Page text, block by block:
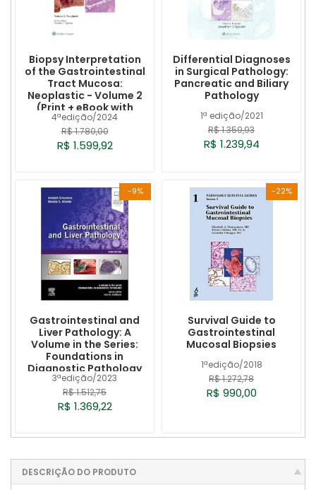
4ªedição/2024
Biopsy Interpretation
of the Gastrointestinal
Tract Mucosa:
Neoplastic - Volume 2
(Print + eBook with
Multimedia)
R$ 1.780,00
R$ 1.599,92
1ª edição/2021
Differential Diagnoses
in Surgical Pathology:
Pancreatic and Biliary
Pathology
R$ 1.359,93
R$ 1.239,94
-9%
3ªedição/2023
Gastrointestinal and
Liver Pathology: A
Volume in the Series:
Foundations in
Diagnostic Pathology
R$ 1.512,75
R$ 1.369,22
-22%
1ªedição/2018
Survival Guide to
Gastrointestinal
Mucosal Biopsies
R$ 1.272,78
R$ 990,00
DESCRIÇÃO DO PRODUTO